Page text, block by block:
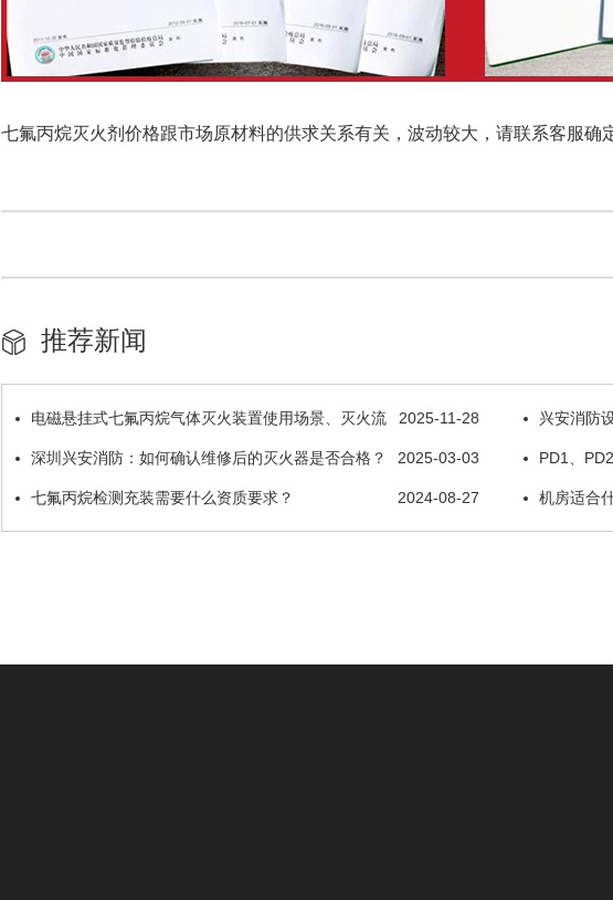
七氟丙烷灭火剂价格跟市场原材料的供求关系有关，波动较大，请联系客服
推荐新闻
2025-11-28
电磁悬挂式七氟丙烷气体灭火装置使用场景、灭火流
程详解
兴安消防
修服务单位
2025-03-03
深圳兴安消防：如何确认维修后的灭火器是否合格？ PD1、
备气瓶
2024-08-27
七氟丙烷检测充装需要什么资质要求？ 机房适合